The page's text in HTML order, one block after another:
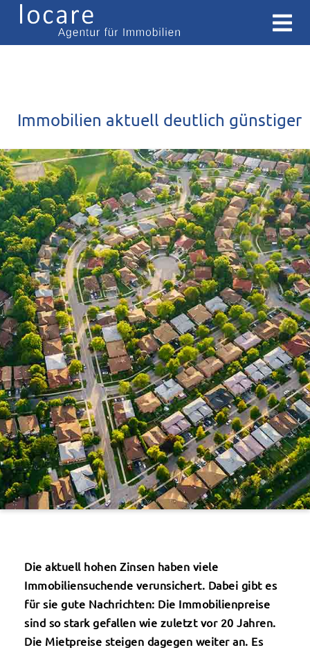
Immobilien aktuell deutlich günstiger
Die aktuell hohen Zinsen haben viele
Immobiliensuchende verunsichert. Dabei gibt es
für sie gute Nachrichten: Die Immobilienpreise
sind so stark gefallen wie zuletzt vor 20 Jahren.
Die Mietpreise steigen dagegen weiter an. Es